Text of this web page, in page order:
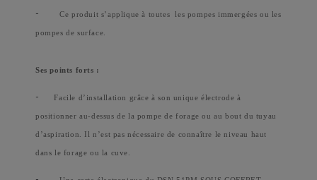
- Ce produit s’applique à toutes les pompes immergées ou les
pompes de surface.
Ses points forts :
- Facile d’installation grâce à son unique électrode à
positionner au-dessus de la pompe de forage ou au bout du tuyau
d’aspiration. Il n’est pas nécessaire de connaître le niveau haut
dans le forage ou la cuve.